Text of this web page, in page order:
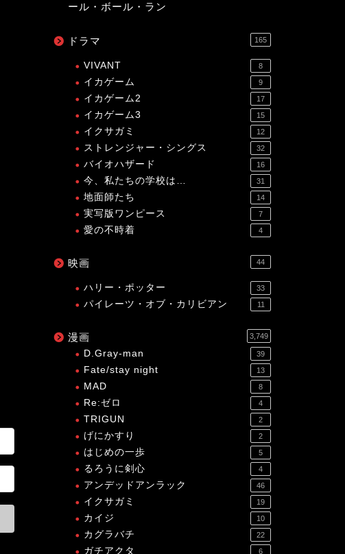
ール・ボール・ラン
ドラマ 165
VIVANT 8
イカゲーム 9
イカゲーム2 17
イカゲーム3 15
イクサガミ 12
ストレンジャー・シングス 32
バイオハザード 16
今、私たちの学校は… 31
地面師たち 14
実写版ワンピース 7
愛の不時着 4
映画 44
ハリー・ポッター 33
パイレーツ・オブ・カリビアン 11
漫画 3,749
D.Gray-man 39
Fate/stay night 13
MAD 8
Re:ゼロ 4
TRIGUN 2
げにかすり 2
はじめの一歩 5
るろうに剣心 4
アンデッドアンラック 46
イクサガミ 19
カイジ 10
カグラバチ 22
ガチアクタ 6